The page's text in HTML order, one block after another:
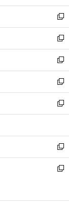
開
く
ウ
で
開
く
ン
ド
ウ
で
開
く
ウ
ィ
ン
ド
ウ
で
開
く
新
し
い
ウ
ィ
ン
ド
ウ
で
開
新
し
い
ウ
ィ
ン
ド
ウ
開
く
新
し
い
ウ
ィ
ン
ウ
で
開
く
新
し
い
ウ
ン
ド
ウ
で
新
し
ウ
ィ
ン
ド
開
新
し
い
ン
新
ウ